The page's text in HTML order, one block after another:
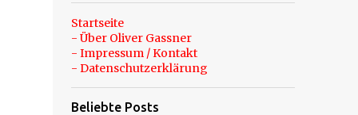
Startseite
- Über Oliver Gassner
- Impressum / Kontakt
- Datenschutzerklärung
Beliebte Posts